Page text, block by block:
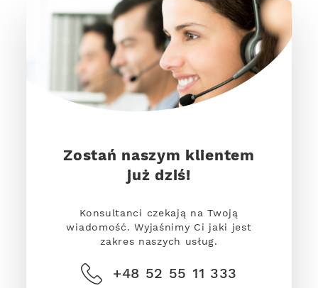
Zostań naszym klientem
już dziś!
Konsultanci czekają na Twoją
wiadomość. Wyjaśnimy Ci jaki jest
zakres naszych usług.
+48 52 55 11 333